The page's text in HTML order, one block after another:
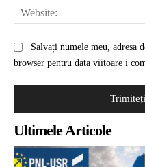
Salvați numele meu, adresa
browser pentru data viitoare i
Ultimele Articole